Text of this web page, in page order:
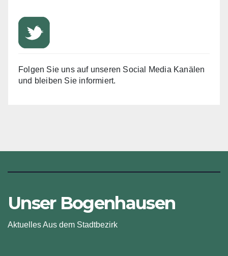
Folgen Sie uns auf unseren Social Media Kanälen
und bleiben Sie informiert.
Unser Bogenhausen
Aktuelles Aus dem Stadtbezirk